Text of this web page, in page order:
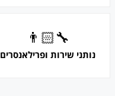
👨🏻‍🔧
נותני שירות ופרילאנסרים